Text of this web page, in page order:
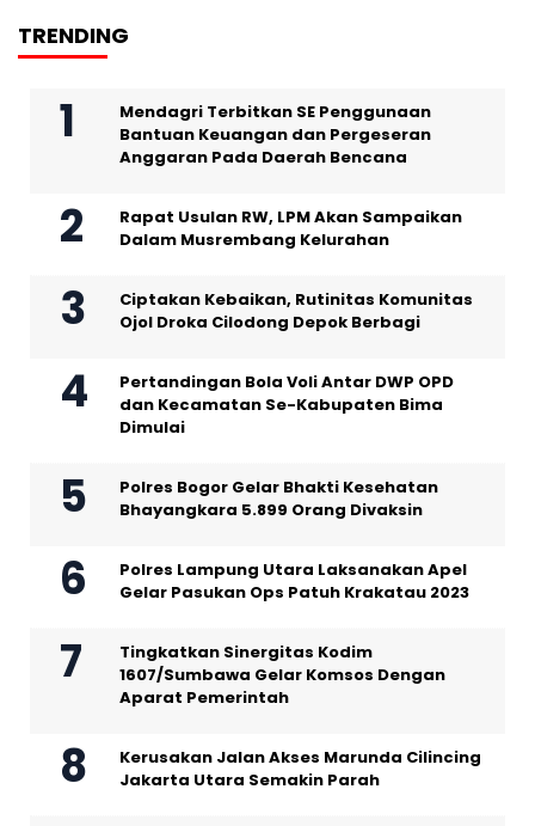
TRENDING
Mendagri Terbitkan SE Penggunaan
Bantuan Keuangan dan Pergeseran
Anggaran Pada Daerah Bencana
Rapat Usulan RW, LPM Akan Sampaikan
Dalam Musrembang Kelurahan
Ciptakan Kebaikan, Rutinitas Komunitas
Ojol Droka Cilodong Depok Berbagi
Pertandingan Bola Voli Antar DWP OPD
dan Kecamatan Se-Kabupaten Bima
Dimulai
Polres Bogor Gelar Bhakti Kesehatan
Bhayangkara 5.899 Orang Divaksin
Polres Lampung Utara Laksanakan Apel
Gelar Pasukan Ops Patuh Krakatau 2023
Tingkatkan Sinergitas Kodim
1607/Sumbawa Gelar Komsos Dengan
Aparat Pemerintah
Kerusakan Jalan Akses Marunda Cilincing
Jakarta Utara Semakin Parah